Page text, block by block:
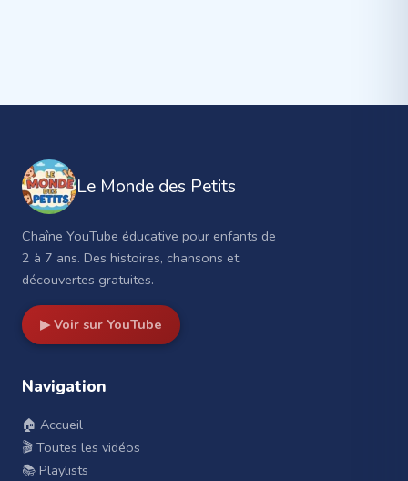
Le Monde des Petits
Chaîne YouTube éducative pour enfants de
2 à 7 ans. Des histoires, chansons et
découvertes gratuites.
▶ Voir sur YouTube
Navigation
🏠 Accueil
🎬 Toutes les vidéos
📚 Playlists